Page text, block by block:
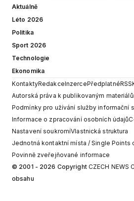
Aktuálně
Léto 2026
Politika
Sport 2026
Technologie
Ekonomika
KontaktyRedakceInzercePředplatnéRSS
Autorská práva k publikovaným
Podmínky pro užívání služby informační
Informace o zpracování osobních údajů
Nastavení soukromíVlastnická struktura
Jednotná kontaktní místa / Single Points
Povinně zveřejňované informace
© 2001 - 2026 Copyright CZECH NEWS
obsahu